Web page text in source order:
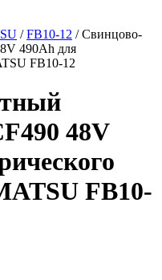
/FB10-12 /Свинцово-
490Ah для
FB10-12
48V
FB10-